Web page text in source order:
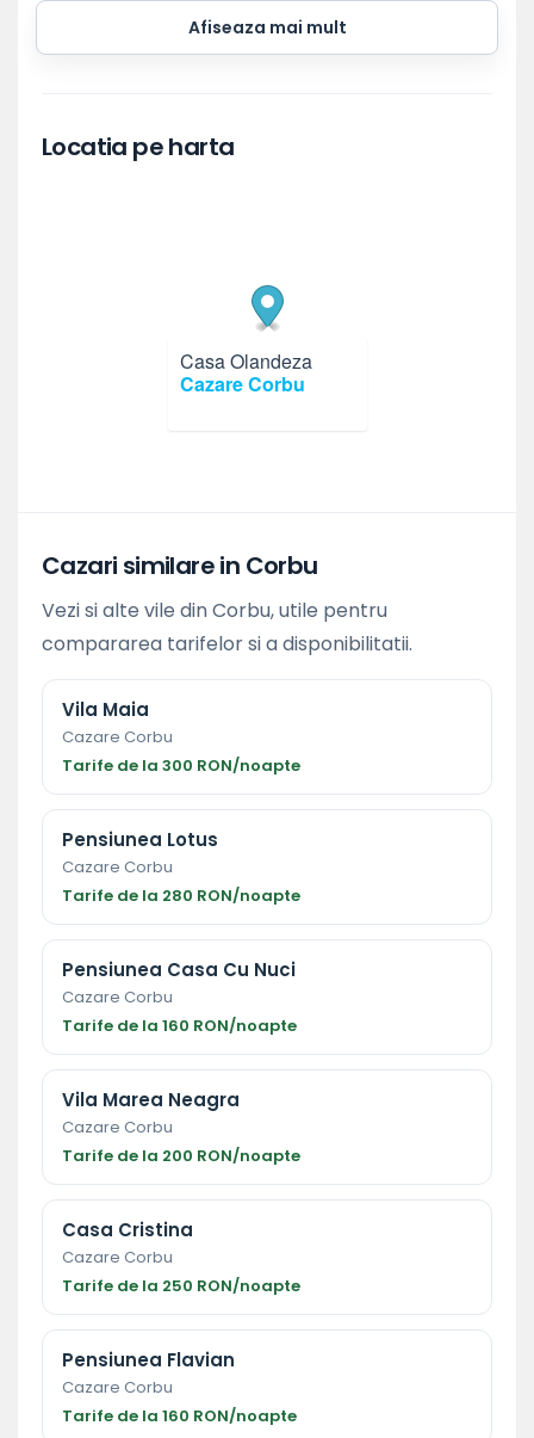
Afiseaza mai mult
Locatia pe harta
Casa Olandeza
Cazare Corbu
Cazari similare in Corbu
Vezi si alte vile din Corbu, utile pentru
compararea tarifelor si a disponibilitatii.
Vila Maia
Cazare Corbu
Tarife de la 300 RON/noapte
Pensiunea Lotus
Cazare Corbu
Tarife de la 280 RON/noapte
Pensiunea Casa Cu Nuci
Cazare Corbu
Tarife de la 160 RON/noapte
Vila Marea Neagra
Cazare Corbu
Tarife de la 200 RON/noapte
Casa Cristina
Cazare Corbu
Tarife de la 250 RON/noapte
Pensiunea Flavian
Cazare Corbu
Tarife de la 160 RON/noapte